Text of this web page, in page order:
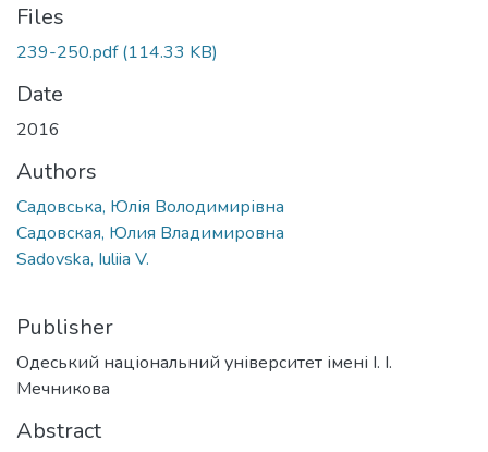
Files
239-250.pdf(114.33 KB)
Date
2016
Authors
Садовська, Юлія Володимирівна
Садовская, Юлия Владимировна
Sadovska, Iuliia V.
Publisher
Одеський національний університет імені І. І.
Мечникова
Abstract